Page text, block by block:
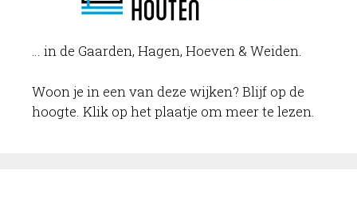
… in de Gaarden, Hagen, Hoeven & Weiden.
Woon je in een van deze wijken? Blijf op de
hoogte. Klik op het plaatje om meer te lezen.